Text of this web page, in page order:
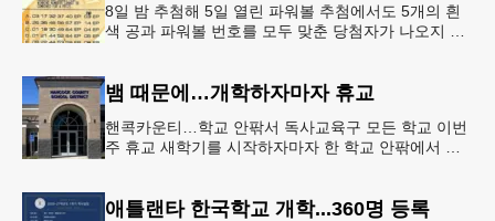
8일 밤 추첨해 5일 열린 파워볼 추첨에서도 5개의 흰
색 공과 파워볼 번호를 모두 맞춘 당첨자가 나오지 않
뱀 때문에…개학하자마자 휴교
핸콕카운티…학교 안팎서 독사교육구 모든 학교 이번
주 휴교 새학기를 시작하자마자 한 학교 안팎에서 잇
애틀랜타 한국학교 개학...360명 등록